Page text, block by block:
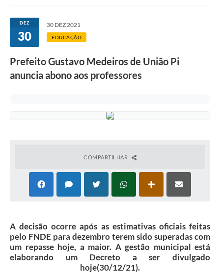
DEZ
30
30 DEZ 2021
EDUCAÇÃO
Prefeito Gustavo Medeiros de União Pi
anuncia abono aos professores
COMPARTILHAR
A decisão ocorre após as estimativas oficiais feitas
pelo FNDE para dezembro terem sido superadas com
um repasse hoje, a maior. A gestão municipal está
elaborando um Decreto a ser divulgado
hoje(30/12/21).